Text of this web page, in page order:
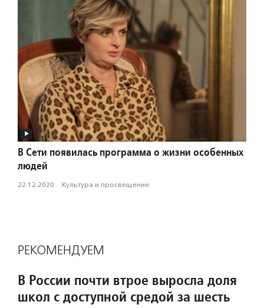
В Сети появилась программа о жизни особенных
людей
22.12.2020 · Культура и просвещение
РЕКОМЕНДУЕМ
В России почти втрое выросла доля
школ с доступной средой за шесть